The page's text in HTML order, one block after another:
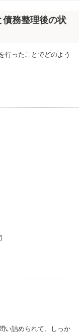
債務整理後の状
行ったことでどのよう
い詰められて、しっか